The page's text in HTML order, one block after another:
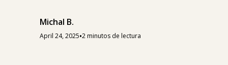
Michal B.
April 24, 2025•2 minutos de lectura